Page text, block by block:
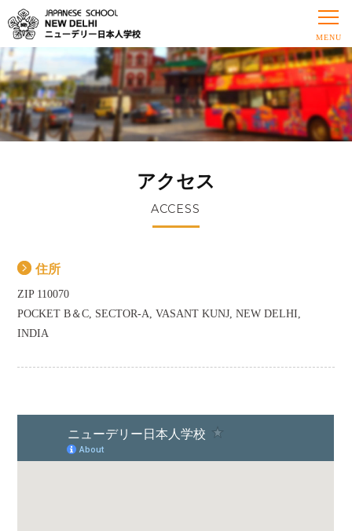
アクセス
ACCESS
住所
ZIP 110070
POCKET B＆C, SECTOR-A, VASANT KUNJ, NEW DELHI,
INDIA